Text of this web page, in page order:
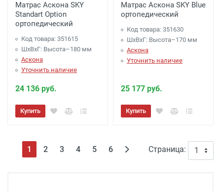
Матрас Аскона SKY
Standart Option
ортопедический
Код товара: 351615
ШхВхГ: Высота–180 мм
Аскона
Уточнить наличие
24 136 руб.
Купить
Матрас Аскона SKY Blue
ортопедический
Код товара: 351630
ШхВхГ: Высота–170 мм
Аскона
Уточнить наличие
25 177 руб.
Купить
Страница:
1 (текущая)
2 3 4 5 6